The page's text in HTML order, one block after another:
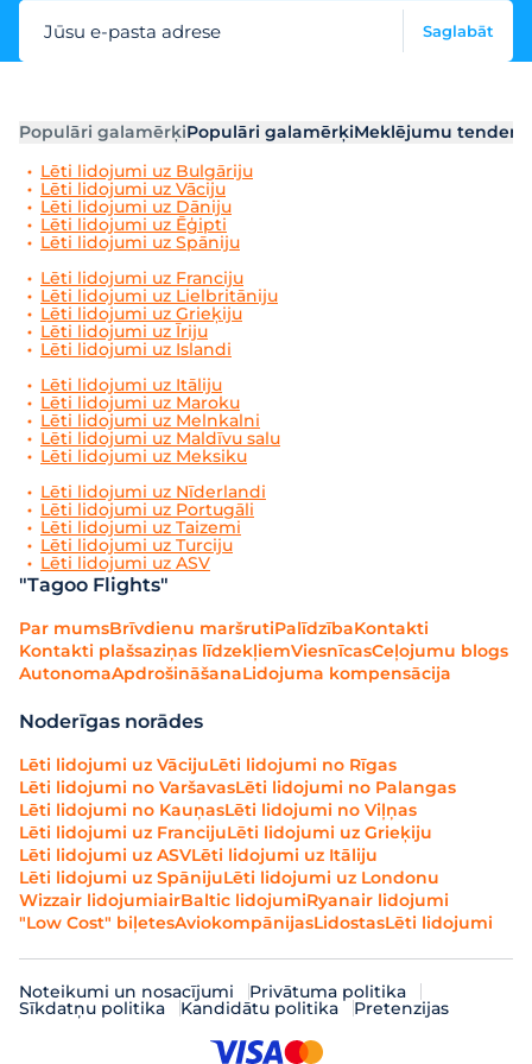
Jūsu e-pasta adrese Saglabāt
Populāri galamērķiPopulāri galamērķiMeklējumu
Lēti lidojumi uz Bulgāriju
Lēti lidojumi uz Vāciju
Lēti lidojumi uz Dāniju
Lēti lidojumi uz Ēģipti
Lēti lidojumi uz Spāniju
Lēti lidojumi uz Franciju
Lēti lidojumi uz Lielbritāniju
Lēti lidojumi uz Grieķiju
Lēti lidojumi uz Īriju
Lēti lidojumi uz Islandi
Lēti lidojumi uz Itāliju
Lēti lidojumi uz Maroku
Lēti lidojumi uz Melnkalni
Lēti lidojumi uz Maldīvu salu
Lēti lidojumi uz Meksiku
Lēti lidojumi uz Nīderlandi
Lēti lidojumi uz Portugāli
Lēti lidojumi uz Taizemi
Lēti lidojumi uz Turciju
Lēti lidojumi uz ASV
"Tagoo Flights"
Par mumsBrīvdienu maršrutiPalīdzībaKontakti
Kontakti plašsaziņas līdzekļiemViesnīcasCeļojumu blogs
AutonomaApdrošināšanaLidojuma kompensācija
Noderīgas norādes
Lēti lidojumi uz VācijuLēti lidojumi no Rīgas
Lēti lidojumi no VaršavasLēti lidojumi no Palangas
Lēti lidojumi no KauņasLēti lidojumi no Viļņas
Lēti lidojumi uz FrancijuLēti lidojumi uz Grieķiju
Lēti lidojumi uz ASVLēti lidojumi uz Itāliju
Lēti lidojumi uz SpānijuLēti lidojumi uz Londonu
Wizzair lidojumiairBaltic lidojumiRyanair lidojumi
"Low Cost" biļetesAviokompānijasLidostasLēti lidojumi
Noteikumi un nosacījumi Privātuma politika
Sīkdatņu politika Kandidātu politika Pretenzijas